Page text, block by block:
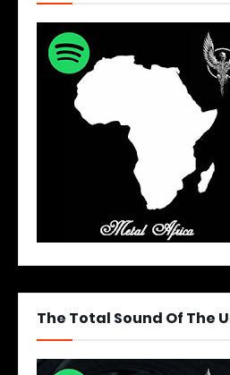
The Total Sound Of The